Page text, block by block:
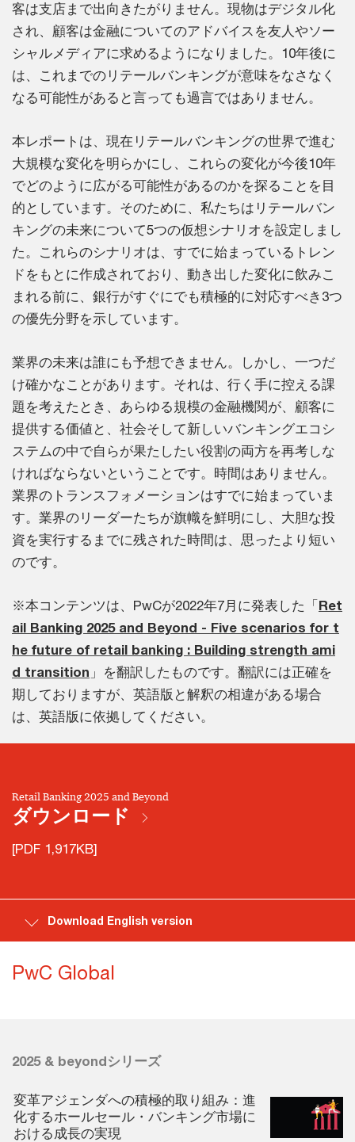
客は支店まで出向きたがりません。現物はデジタル化
され、顧客は金融についてのアドバイスを友人やソー
シャルメディアに求めるようになりました。10年後に
は、これまでのリテールバンキングが意味をなさなく
なる可能性があると言っても過言ではありません。
本レポートは、現在リテールバンキングの世界で進む
大規模な変化を明らかにし、これらの変化が今後10年
でどのように広がる可能性があるのかを探ることを目
的としています。そのために、私たちはリテールバン
キングの未来について5つの仮想シナリオを設定しまし
た。これらのシナリオは、すでに始まっているトレン
ドをもとに作成されており、動き出した変化に飲みこ
まれる前に、銀行がすぐにでも積極的に対応すべき3つ
の優先分野を示しています。
業界の未来は誰にも予想できません。しかし、一つだ
け確かなことがあります。それは、行く手に控える課
題を考えたとき、あらゆる規模の金融機関が、顧客に
提供する価値と、社会そして新しいバンキングエコシ
ステムの中で自らが果たしたい役割の両方を再考しな
ければならないということです。時間はありません。
業界のトランスフォメーションはすでに始まっていま
す。業界のリーダーたちが旗幟を鮮明にし、大胆な投
資を実行するまでに残された時間は、思ったより短い
のです。
※本コンテンツは、PwCが2022年7月に発表した「 Ret
ail Banking 2025 and Beyond - Five scenarios for t
he future of retail banking : Building strength ami
d transition 」を翻訳したものです。翻訳には正確を
期しておりますが、英語版と解釈の相違がある場合
は、英語版に依拠してください。
Retail Banking 2025 and Beyond
ダウンロード
[PDF 1,917KB]
Download English version
PwC Global
2025 & beyondシリーズ
変革アジェンダへの積極的取り組み：進
化するホールセール・バンキング市場に
おける成長の実現